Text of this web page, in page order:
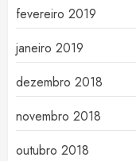
fevereiro 2019
janeiro 2019
dezembro 2018
novembro 2018
outubro 2018